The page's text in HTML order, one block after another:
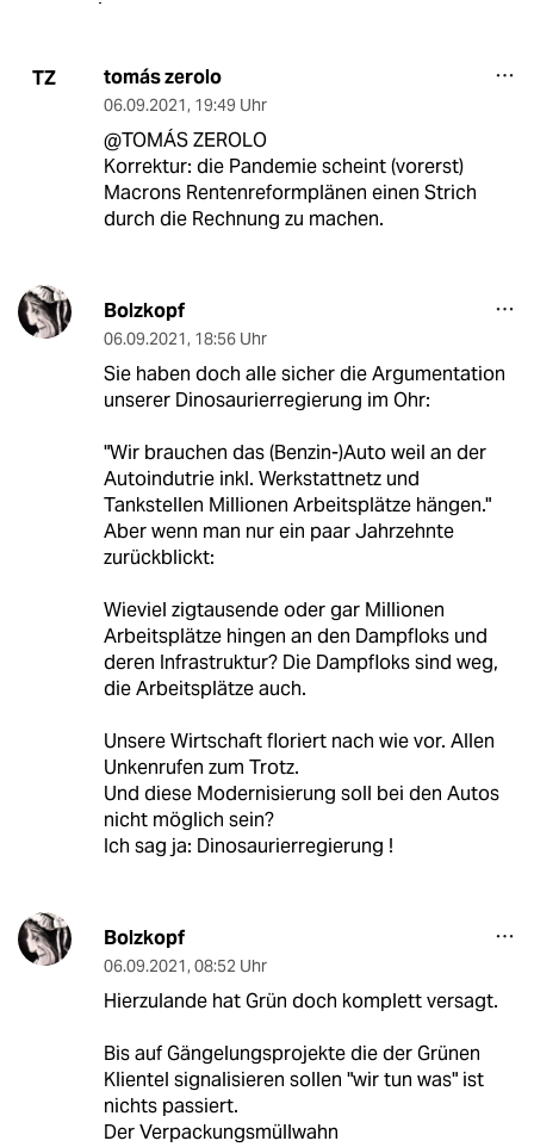
TZ tomás zerolo
06.09.2021, 19:49 Uhr
@TOMÁS ZEROLO
Korrektur: die Pandemie scheint (vorerst)
Macrons Rentenreformplänen einen Strich
durch die Rechnung zu machen.
Bolzkopf
06.09.2021, 18:56 Uhr
Sie haben doch alle sicher die Argumentation
unserer Dinosaurierregierung im Ohr:
"Wir brauchen das (Benzin-)Auto weil an der
Autoindutrie inkl. Werkstattnetz und
Tankstellen Millionen Arbeitsplätze hängen."
Aber wenn man nur ein paar Jahrzehnte
zurückblickt:
Wieviel zigtausende oder gar Millionen
Arbeitsplätze hingen an den Dampfloks und
deren Infrastruktur? Die Dampfloks sind weg,
die Arbeitsplätze auch.
Unsere Wirtschaft floriert nach wie vor. Allen
Unkenrufen zum Trotz.
Und diese Modernisierung soll bei den Autos
nicht möglich sein?
Ich sag ja: Dinosaurierregierung !
Bolzkopf
06.09.2021, 08:52 Uhr
Hierzulande hat Grün doch komplett versagt.
Bis auf Gängelungsprojekte die der Grünen
Klientel signalisieren sollen "wir tun was" ist
nichts passiert.
Der Verpackungsmüllwahn